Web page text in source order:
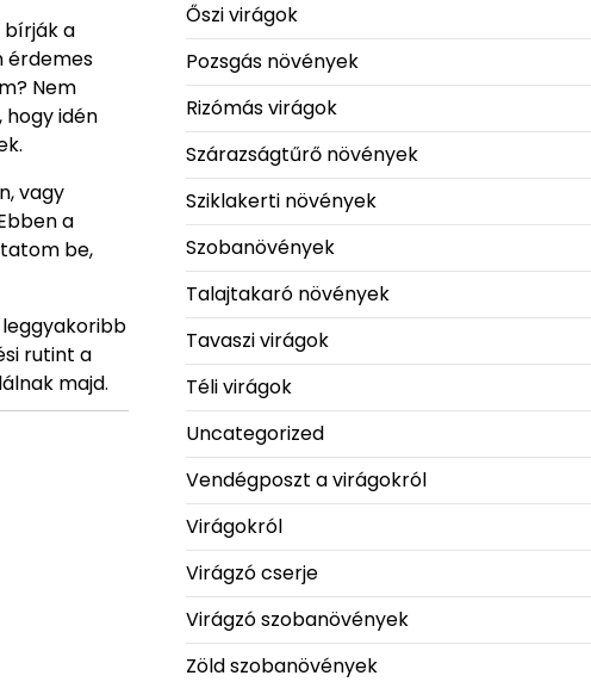
bírják a
érdemes
Nem
hogy idén
vagy
a
be,
rutint a
majd.
Őszi virágok
Pozsgás növények
Rizómás virágok
Szárazságtűrő növények
Sziklakerti növények
Szobanövények
Talajtakaró növények
Tavaszi virágok
Téli virágok
Uncategorized
Vendégposzt a virágokról
Virágokról
Virágzó cserje
Virágzó szobanövények
Zöld szobanövények